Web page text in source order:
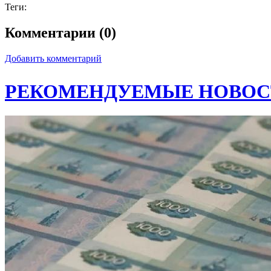
Теги:
Комментарии (0)
Добавить комментарий
РЕКОМЕНДУЕМЫЕ